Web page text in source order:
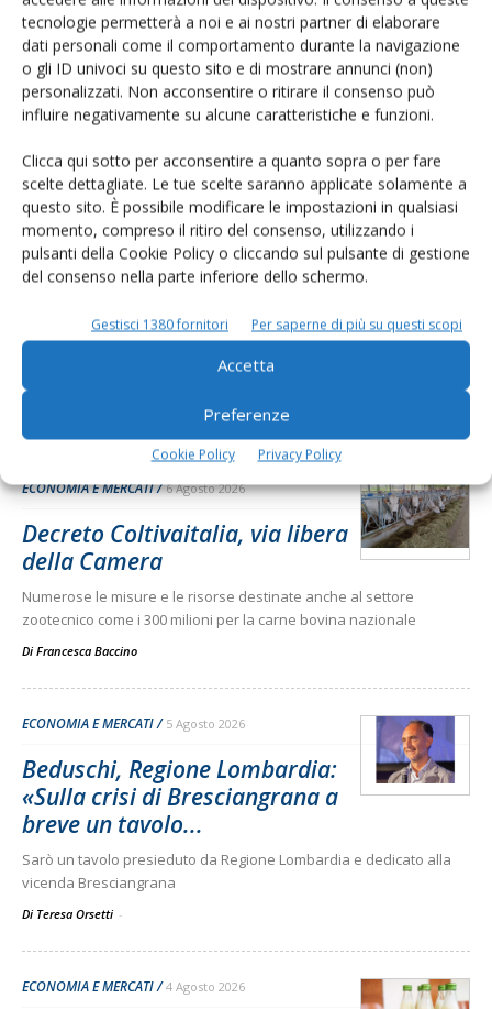
tecnologie permetterà a noi e ai nostri partner di elaborare
dati personali come il comportamento durante la navigazione
o gli ID univoci su questo sito e di mostrare annunci (non)
personalizzati. Non acconsentire o ritirare il consenso può
influire negativamente su alcune caratteristiche e funzioni.
Clicca qui sotto per acconsentire a quanto sopra o per fare
scelte dettagliate. Le tue scelte saranno applicate solamente a
questo sito. È possibile modificare le impostazioni in qualsiasi
momento, compreso il ritiro del consenso, utilizzando i
pulsanti della Cookie Policy o cliccando sul pulsante di gestione
del consenso nella parte inferiore dello schermo.
Gestisci 1380 fornitori Per saperne di più su questi scopi
Accetta
Preferenze
Cookie Policy Privacy Policy
L'Esperto risponde
Cerca adesso
ECONOMIA E MERCATI 6 Agosto 2026
Decreto Coltivaitalia, via libera
della Camera
Numerose le misure e le risorse destinate anche al settore
zootecnico come i 300 milioni per la carne bovina nazionale
Di Francesca Baccino
ECONOMIA E MERCATI 5 Agosto 2026
Beduschi, Regione Lombardia:
«Sulla crisi di Bresciangrana a
breve un tavolo...
Sarò un tavolo presieduto da Regione Lombardia e dedicato alla
vicenda Bresciangrana
Di Teresa Orsetti -
ECONOMIA E MERCATI 4 Agosto 2026